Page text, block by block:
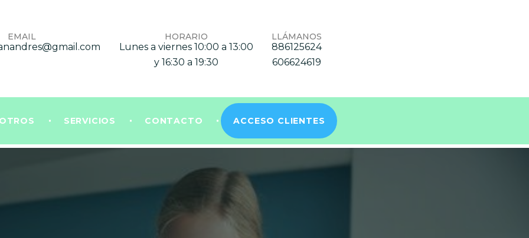
EMAIL HORARIO
Lunes a viernes 10:00 a 13:00
y 16:30 a 19:30
LLÁMANOS
886125624
606624619
SERVICIOS CONTACTO ACCESO CLIENTES